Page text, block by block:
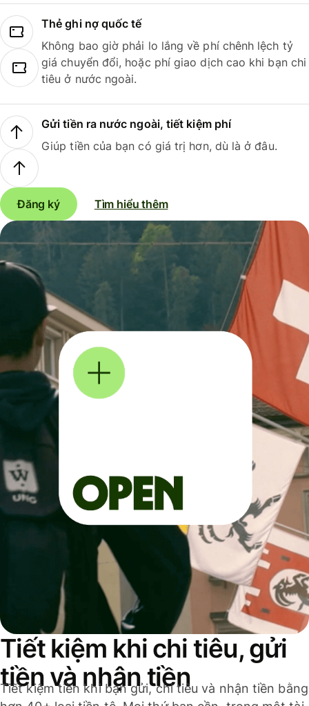
Thẻ ghi nợ quốc tế
Không bao giờ phải lo lắng về phí chênh lệch tỷ
giá chuyển đổi, hoặc phí giao dịch cao khi bạn chi
tiêu ở nước ngoài.
Gửi tiền ra nước ngoài, tiết kiệm phí
Giúp tiền của bạn có giá trị hơn, dù là ở đâu.
Đăng ký Tìm hiểu thêm
Tiết kiệm khi chi tiêu, gửi
tiền và nhận tiền
Tiết kiệm tiền khi bạn gửi, chi tiêu và nhận tiền bằng